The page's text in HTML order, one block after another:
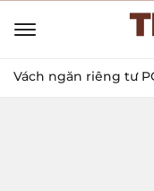
Vách ngăn riêng tư